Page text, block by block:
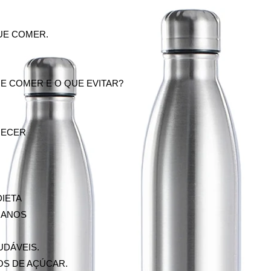
COMER.
COMER E O QUE EVITAR?
DE AÇÚCAR.